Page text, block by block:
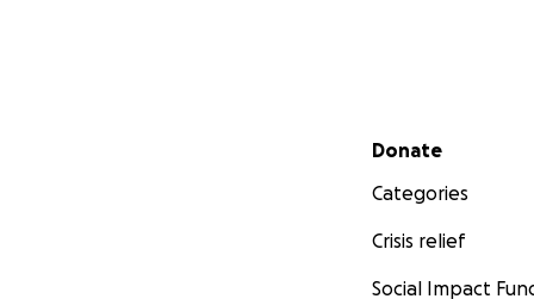
Secondary menu
Donate
Categories
Crisis relief
Social Impact